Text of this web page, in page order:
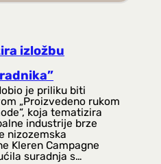
izložbu
je priliku biti
„Proizvedeno rukom
koja tematizira
industrije brze
nizozemska
Kleren Campagne
suradnja s…